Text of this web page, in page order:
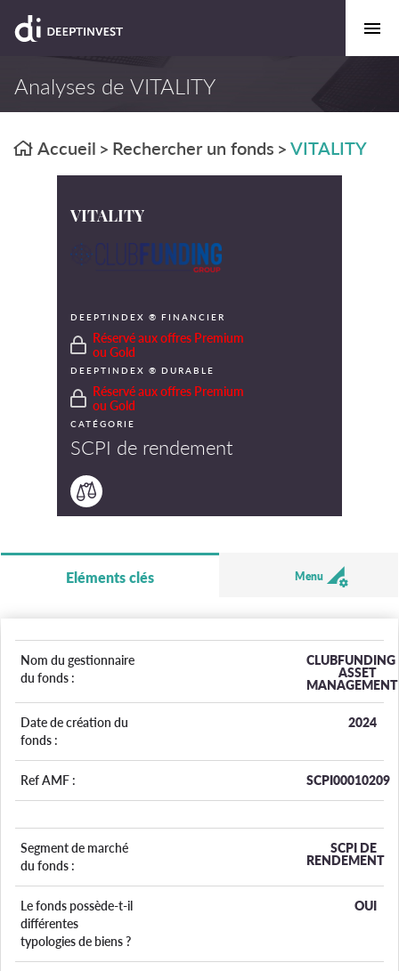
Analyses de VITALITY
Accueil > Rechercher un fonds > VITALITY
VITALITY
DEEPTINDEX ® FINANCIER
Réservé aux offres Premium
ou Gold
DEEPTINDEX ® DURABLE
Réservé aux offres Premium
ou Gold
CATÉGORIE
SCPI de rendement
Eléments clés Menu
Nom du gestionnaire
du fonds :
CLUBFUNDING
ASSET
MANAGEMENT
Date de création du
fonds :
2024
Ref AMF : SCPI00010209
Segment de marché
du fonds :
SCPI DE
RENDEMENT
Le fonds possède-t-il
différentes
typologies de biens ?
OUI